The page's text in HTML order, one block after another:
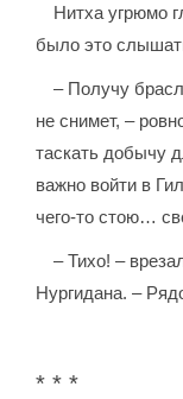
Нитха угрюмо
было это
– Получу
не снимет, –
таскать добычу
важно войти в
чего-то стою…
– Тихо! –
Нургидана. –
* * *